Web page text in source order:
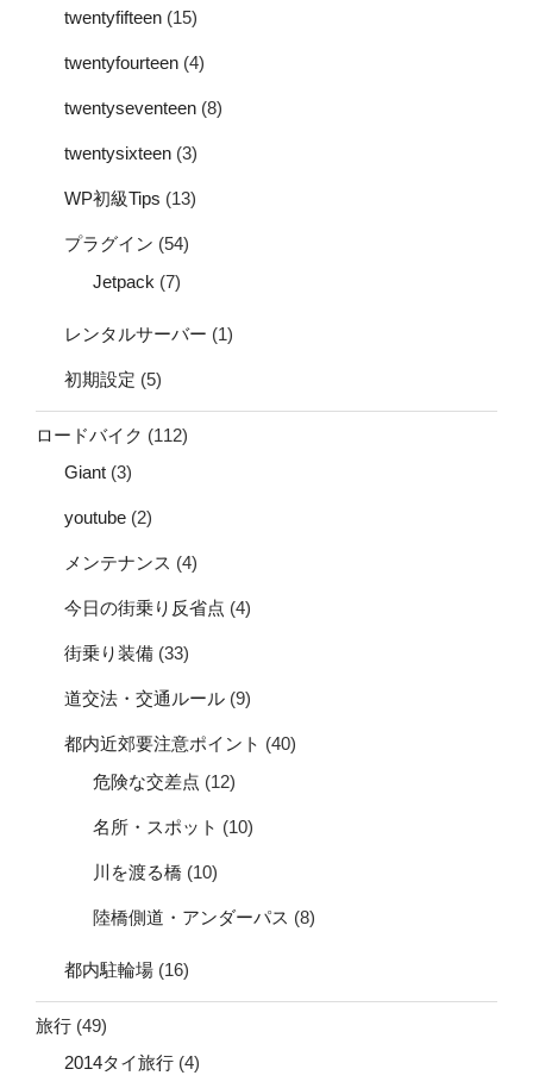
twentyfifteen (15)
twentyfourteen (4)
twentyseventeen (8)
twentysixteen (3)
WP初級Tips (13)
プラグイン (54)
Jetpack (7)
レンタルサーバー (1)
初期設定 (5)
ロードバイク (112)
Giant (3)
youtube (2)
メンテナンス (4)
今日の街乗り反省点 (4)
街乗り装備 (33)
道交法・交通ルール (9)
都内近郊要注意ポイント (40)
危険な交差点 (12)
名所・スポット (10)
川を渡る橋 (10)
陸橋側道・アンダーパス (8)
都内駐輪場 (16)
旅行 (49)
2014タイ旅行 (4)